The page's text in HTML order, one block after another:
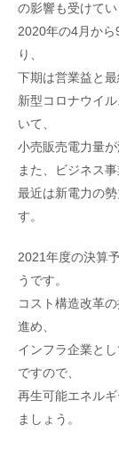
の影響も受けてい
2020年の4月か
り、
下期は営業益と
新型コロナウイ
いて、
小売販売電力量
また、ビジネス
最近は新電力の
す。
2021年度の決算
うです。
コスト構造改革
進め、
インフラ企業と
ですので、
再生可能エネル
ましょう。